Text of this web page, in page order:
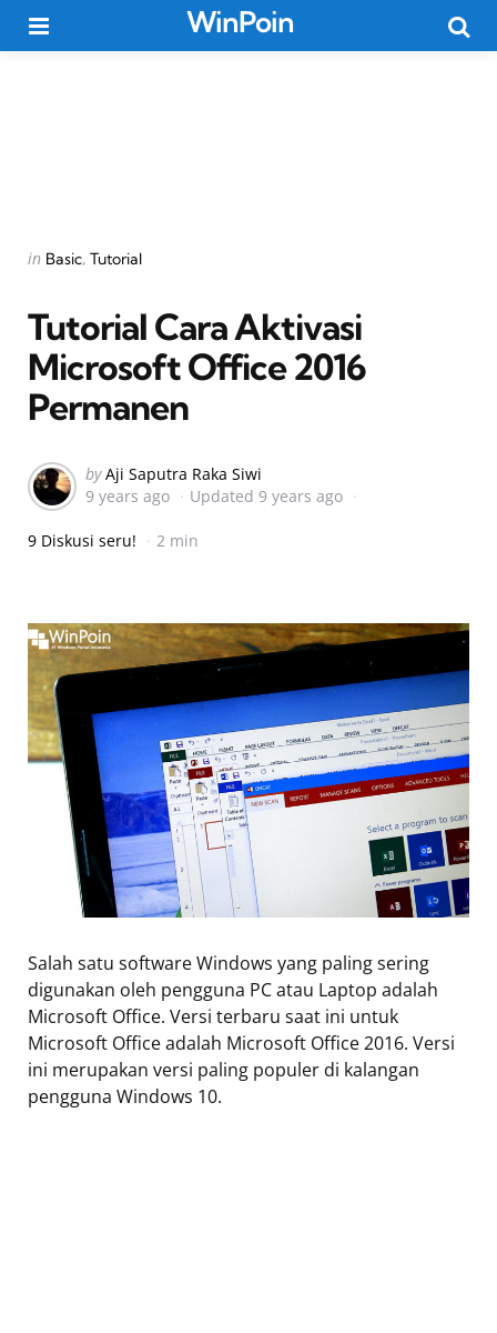
WinPoin
Categories
Posted
in Basic Tutorial
Tutorial Cara Aktivasi
Microsoft Office 2016
Permanen
Posted
by
by Aji Saputra Raka Siwi
9 years ago
Updated 9 years ago
9 Diskusi seru! 2 min
Salah satu software Windows yang paling sering
digunakan oleh pengguna PC atau Laptop adalah
Microsoft Office. Versi terbaru saat ini untuk
Microsoft Office adalah Microsoft Office 2016. Versi
ini merupakan versi paling populer di kalangan
pengguna Windows 10.